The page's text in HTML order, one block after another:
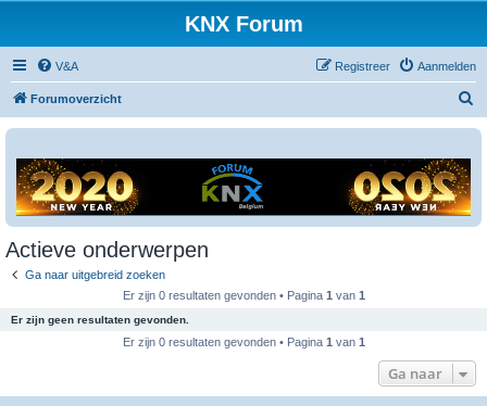
KNX Forum
V&A Aanmelden
Registreer
Forumoverzicht
Actieve onderwerpen
Ga naar uitgebreid zoeken
Er zijn 0 resultaten gevonden • Pagina 1 van 1
Er zijn geen resultaten gevonden.
Er zijn 0 resultaten gevonden • Pagina 1 van 1
Ga naar